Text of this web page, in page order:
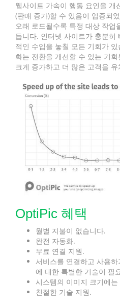
웹사이트 가속이 행동 요인을 개
(판매 증가)할 수 있음이 입증되
오래 로드될수록 특정 대상 작업
듭니다. 인터넷 사이트가 충분히
적인 수입을 놓칠 모든 기회가
화는 전환을 개선할 수 있는 기
크게 증가하고 더 많은 고객을
OptiPic 혜택
월별 지불이 없습니다.
완전 자동화.
무료 연결 지원.
서비스를 연결하고 사용
에 대한 특별한 기술이 필
시스템의 이미지 크기에
친절한 기술 지원.